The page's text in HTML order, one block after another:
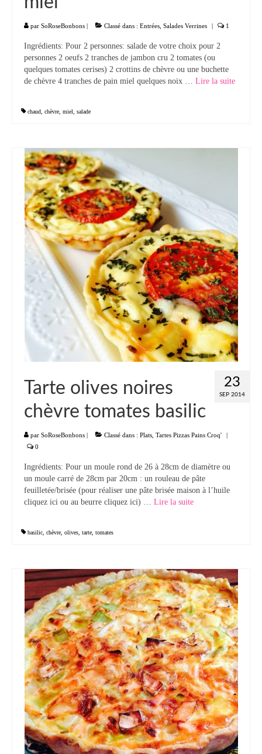
par SoRoseBonbons | Classé dans : Entrées Salades Verrines | 1
Ingrédients: Pour 2 personnes: salade de votre choix pour 2
personnes 2 oeufs 2 tranches de jambon cru 2 tomates (ou
quelques tomates cerises) 2 crottins de chèvre ou une buchette
de chèvre 4 tranches de pain miel quelques noix … Lire la suite­­
chaud chèvre miel salade
23
SEP 2014
Tarte olives noires
chèvre tomates basilic
par SoRoseBonbons | Classé dans : Plats Tartes Pizzas Pains Croq'
|
0
Ingrédients: Pour un moule rond de 26 à 28cm de diamètre ou
un moule carré de 28cm par 20cm : un rouleau de pâte
feuilletée/brisée (pour réaliser une pâte brisée maison à l’huile
cliquez ici ou au beurre cliquez ici) … Lire la suite­­
basilic chèvre olives tarte tomates